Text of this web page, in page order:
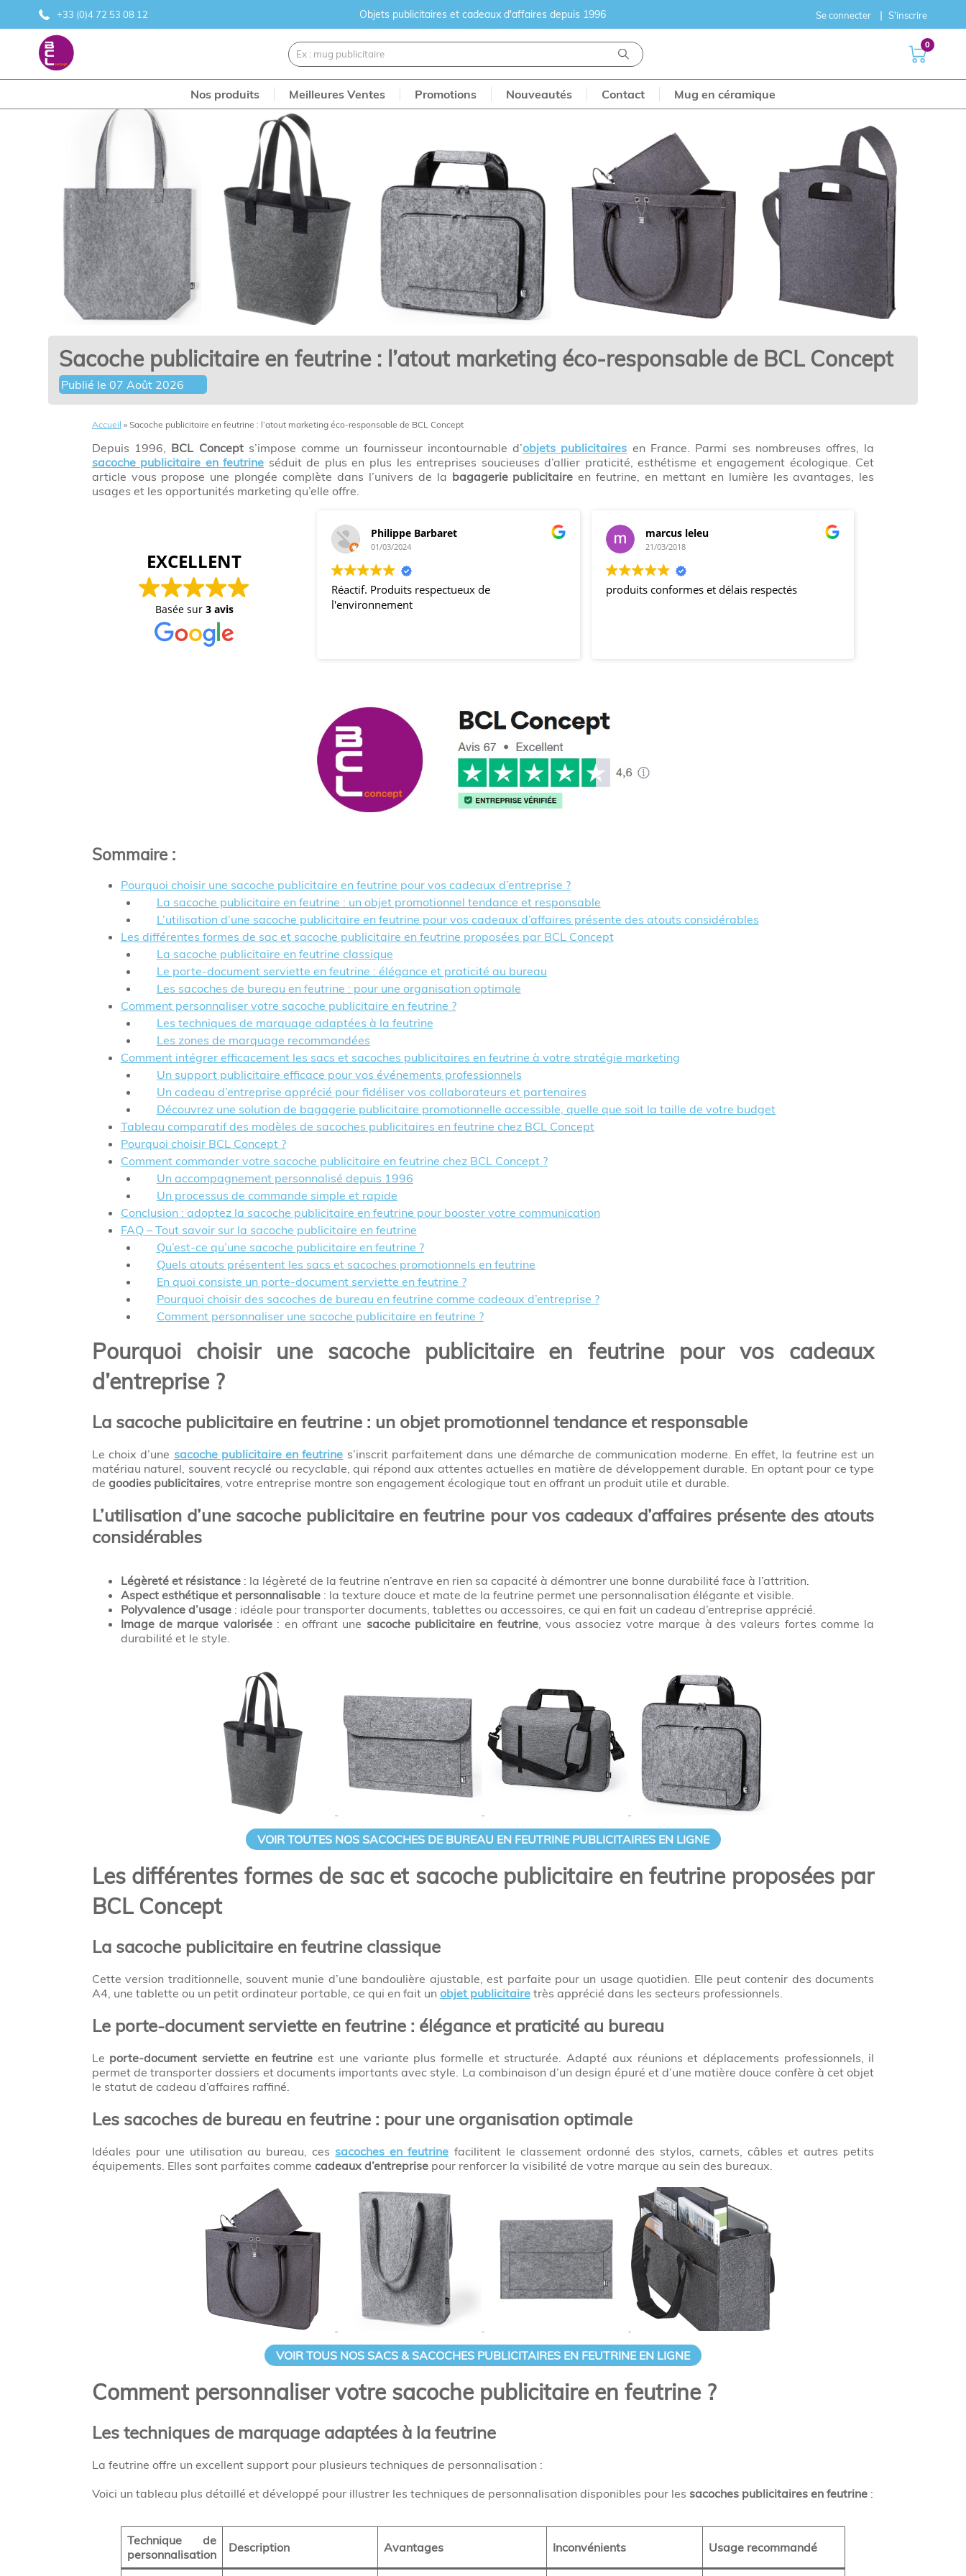
+33 (0)4 72 53 08 12 Objets publicitaires et cadeaux d'affaires depuis 1996 Se connecter S'inscrire
0
Nos produits Meilleures Ventes Promotions Nouveautés Contact Mug en céramique
Sacoche publicitaire en feutrine : l’atout marketing éco-responsable de BCL Concept
Publié le07 Août 2026
Accueil » Sacoche publicitaire en feutrine : l’atout marketing éco-responsable de BCL Concept
Depuis 1996, BCL Concepts’impose comme un fournisseur incontournable d’objets publicitaires en France. Parmi ses nombreuses offres, la
sacoche publicitaire en feutrine séduit de plus en plus les entreprises soucieuses d’allier praticité, esthétisme et engagement écologique. Cet
article vous propose une plongée complète dans l’univers de la bagagerie publicitaire en feutrine, en mettant en lumière les avantages, les
usages et les opportunités marketing qu’elle offre.
EXCELLENT
Basée sur 3 avis
Philippe Barbaret
01/03/2024
Réactif. Produits respectueux de
l'environnement
marcus leleu
21/03/2018
produits conformes et délais respectés
Sommaire:
Pourquoi choisir une sacoche publicitaire en feutrine pour vos cadeaux d’entreprise ?
La sacoche publicitaire en feutrine : un objet promotionnel tendance et responsable
L’utilisation d’une sacoche publicitaire en feutrine pour vos cadeaux d’affaires présente des atouts considérables
Les différentes formes de sac et sacoche publicitaire en feutrine proposées par BCL Concept
La sacoche publicitaire en feutrine classique
Le porte-document serviette en feutrine : élégance et praticité au bureau
Les sacoches de bureau en feutrine : pour une organisation optimale
Comment personnaliser votre sacoche publicitaire en feutrine ?
Les techniques de marquage adaptées à la feutrine
Les zones de marquage recommandées
Comment intégrer efficacement les sacs et sacoches publicitaires en feutrine à votre stratégie marketing
Un support publicitaire efficace pour vos événements professionnels
Un cadeau d’entreprise apprécié pour fidéliser vos collaborateurs et partenaires
Découvrez une solution de bagagerie publicitaire promotionnelle accessible, quelle que soit la taille de votre budget
Tableau comparatif des modèles de sacoches publicitaires en feutrine chez BCL Concept
Pourquoi choisir BCL Concept ?
Comment commander votre sacoche publicitaire en feutrine chez BCL Concept ?
Un accompagnement personnalisé depuis 1996
Un processus de commande simple et rapide
Conclusion : adoptez la sacoche publicitaire en feutrine pour booster votre communication
FAQ – Tout savoir sur la sacoche publicitaire en feutrine
Qu’est-ce qu’une sacoche publicitaire en feutrine ?
Quels atouts présentent les sacs et sacoches promotionnels en feutrine
En quoi consiste un porte-document serviette en feutrine ?
Pourquoi choisir des sacoches de bureau en feutrine comme cadeaux d’entreprise ?
Comment personnaliser une sacoche publicitaire en feutrine ?
Pourquoi choisir une sacoche publicitaire en feutrine pour vos cadeaux
d’entreprise ?
La sacoche publicitaire en feutrine : un objet promotionnel tendance et responsable
Le choix d’une sacoche publicitaire en feutrine s’inscrit parfaitement dans une démarche de communication moderne. En effet, la feutrine est un
matériau naturel, souvent recyclé ou recyclable, qui répond aux attentes actuelles en matière de développement durable. En optant pour ce type
de goodies publicitaires, votre entreprise montre son engagement écologique tout en offrant un produit utile et durable.
L’utilisation d’une sacoche publicitaire en feutrine pour vos cadeaux d’affaires présente des atouts
considérables
Légèreté et résistance: la légèreté de la feutrine n’entrave en rien sa capacité à démontrer une bonne durabilité face à l’attrition.
Aspect esthétique et personnalisable: la texture douce et mate de la feutrine permet une personnalisation élégante et visible.
Polyvalence d’usage: idéale pour transporter documents, tablettes ou accessoires, ce qui en fait un cadeau d’entreprise apprécié.
Image de marque valorisée: en offrant une sacoche publicitaire en feutrine, vous associez votre marque à des valeurs fortes comme la
durabilité et le style.
VOIR TOUTES NOS SACOCHES DE BUREAU EN FEUTRINE PUBLICITAIRES EN LIGNE
Les différentes formes de sac et sacoche publicitaire en feutrine proposées par
BCL Concept
La sacoche publicitaire en feutrine classique
Cette version traditionnelle, souvent munie d’une bandoulière ajustable, est parfaite pour un usage quotidien. Elle peut contenir des documents
A4, une tablette ou un petit ordinateur portable, ce qui en fait un objet publicitairetrès apprécié dans les secteurs professionnels.
Le porte-document serviette en feutrine : élégance et praticité au bureau
Le porte-document serviette en feutrine est une variante plus formelle et structurée. Adapté aux réunions et déplacements professionnels, il
permet de transporter dossiers et documents importants avec style. La combinaison d’un design épuré et d’une matière douce confère à cet objet
le statut de cadeau d’affaires raffiné.
Les sacoches de bureau en feutrine : pour une organisation optimale
Idéales pour une utilisation au bureau, cessacoches en feutrine facilitent le classement ordonné des stylos, carnets, câbles et autres petits
équipements. Elles sont parfaites comme cadeaux d’entreprisepour renforcer la visibilité de votre marque au sein des bureaux.
VOIR TOUS NOS SACS & SACOCHES PUBLICITAIRES EN FEUTRINE EN LIGNE
Comment personnaliser votre sacoche publicitaire en feutrine ?
Les techniques de marquage adaptées à la feutrine
La feutrine offre un excellent support pour plusieurs techniques de personnalisation :
Voici un tableau plus détaillé et développé pour illustrer les techniques de personnalisation disponibles pour les sacoches publicitaires en feutrine :
Technique de
personnalisation
Description Avantages Inconvénients Usage recommandé